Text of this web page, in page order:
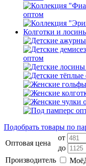
оптом
Колготки и
оптом
Подобрать товары по
Оптовая цена
от
до
Производитель